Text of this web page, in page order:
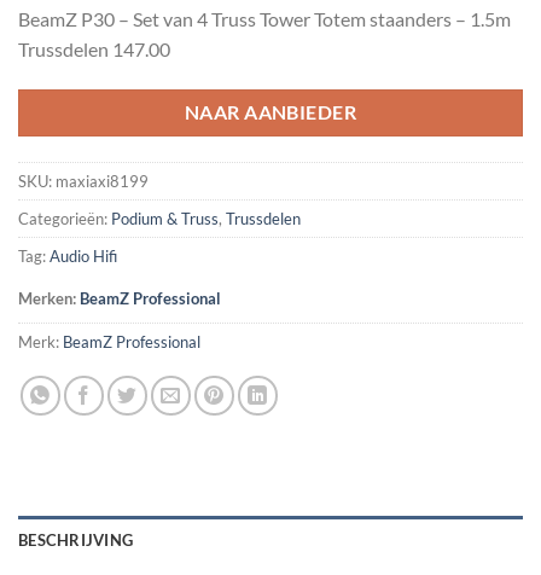
was:
€172.95.
is:
BeamZ P30 – Set van 4 Truss Tower Totem staanders – 1.5m
Trussdelen 147.00
NAAR AANBIEDER
SKU: maxiaxi8199
Categorieën: Podium & Truss, Trussdelen
Tag:Audio Hifi
Merken: BeamZ Professional
Merk: BeamZ Professional
BESCHRIJVING